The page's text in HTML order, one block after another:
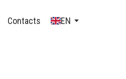
Contacts EN